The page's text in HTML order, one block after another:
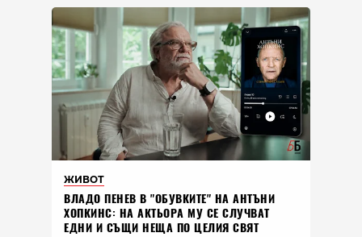
ЖИВОТ
ВЛАДO ПЕНЕВ В "ОБУВКИТЕ" НА АНТЪНИ
ХОПКИНС: НА АКТЬОРА МУ СЕ СЛУЧВАТ
ЕДНИ И СЪЩИ НЕЩА ПО ЦЕЛИЯ СВЯТ